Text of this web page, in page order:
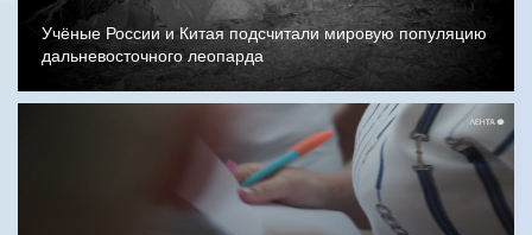
Учёные России и Китая подсчитали мировую популяцию
дальневосточного леопарда